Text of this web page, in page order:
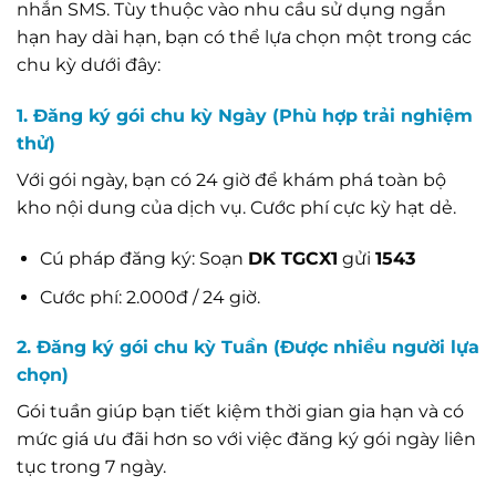
nhắn SMS. Tùy thuộc vào nhu cầu sử dụng ngắn
hạn hay dài hạn, bạn có thể lựa chọn một trong các
chu kỳ dưới đây:
1. Đăng ký gói chu kỳ Ngày (Phù hợp trải nghiệm
thử)
Với gói ngày, bạn có 24 giờ để khám phá toàn bộ
kho nội dung của dịch vụ. Cước phí cực kỳ hạt dẻ.
Cú pháp đăng ký: Soạn DK TGCX1 gửi 1543
Cước phí: 2.000đ / 24 giờ.
2. Đăng ký gói chu kỳ Tuần (Được nhiều người lựa
chọn)
Gói tuần giúp bạn tiết kiệm thời gian gia hạn và có
mức giá ưu đãi hơn so với việc đăng ký gói ngày liên
tục trong 7 ngày.